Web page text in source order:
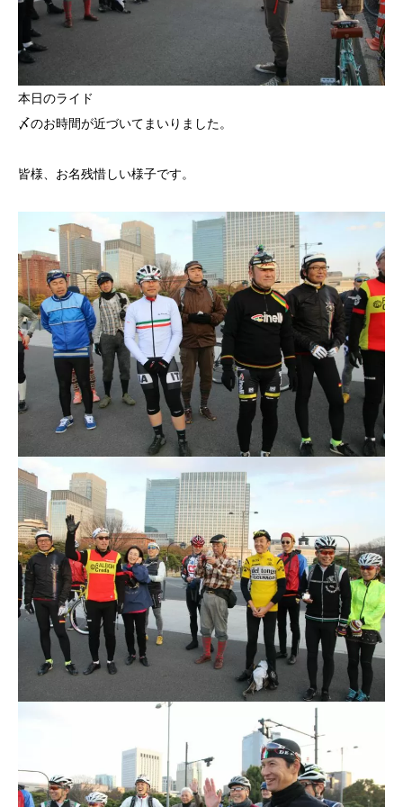
本日のライド
〆のお時間が近づいてまいりました。
皆様、お名残惜しい様子です。